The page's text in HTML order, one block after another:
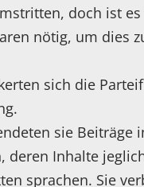
doch ist
nötig, um dies
sich die
sie Beiträge
deren Inhalte
sprachen. Sie